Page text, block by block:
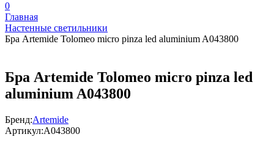
0
Главная
Настенные светильники
Бра Artemide Tolomeo micro pinza led aluminium A043800
Бра Artemide Tolomeo micro pinza led
aluminium A043800
Бренд:Artemide
Артикул:A043800